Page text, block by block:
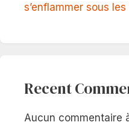
s’enflammer sous
Recent
Aucun commentaire